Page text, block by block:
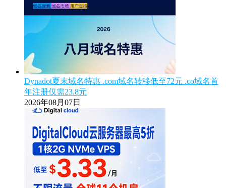
Dynadot夏末域名特惠 .com域名转移低至72元 .co域名首
年注册仅需23.8元
2026年08月07日